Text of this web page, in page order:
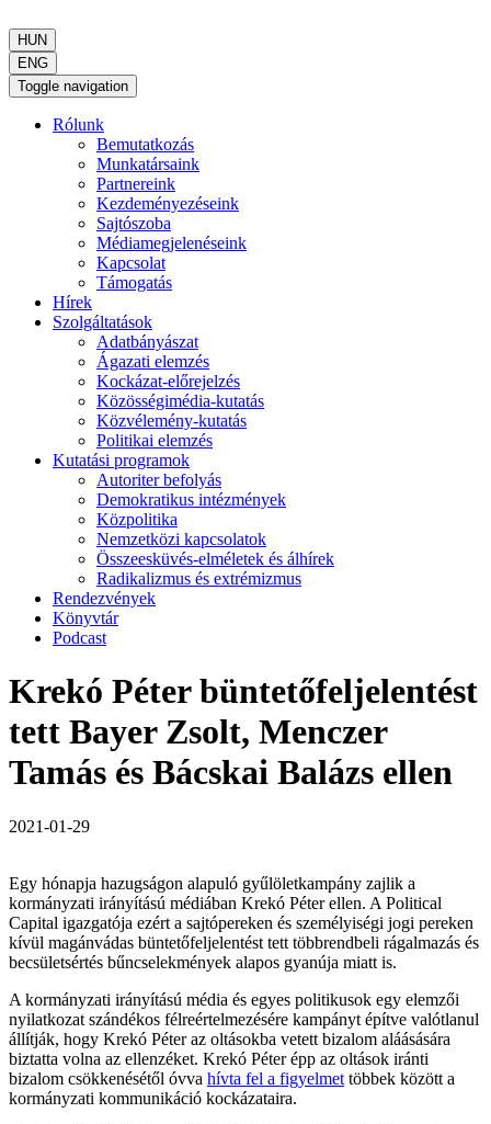
HUN
ENG
Toggle navigation
Rólunk
Bemutatkozás
Munkatársaink
Partnereink
Kezdeményezéseink
Sajtószoba
Médiamegjelenéseink
Kapcsolat
Támogatás
Hírek
Szolgáltatások
Adatbányászat
Ágazati elemzés
Kockázat-előrejelzés
Közösségimédia-kutatás
Közvélemény-kutatás
Politikai elemzés
Kutatási programok
Autoriter befolyás
Demokratikus intézmények
Közpolitika
Nemzetközi kapcsolatok
Összeesküvés-elméletek és álhírek
Radikalizmus és extrémizmus
Rendezvények
Könyvtár
Podcast
Krekó Péter büntetőfeljelentést
tett Bayer Zsolt, Menczer
Tamás és Bácskai Balázs ellen
2021-01-29
Egy hónapja hazugságon alapuló gyűlöletkampány zajlik a
kormányzati irányítású médiában Krekó Péter ellen. A Political
Capital igazgatója ezért a sajtópereken és személyiségi jogi pereken
kívül magánvádas büntetőfeljelentést tett többrendbeli rágalmazás és
becsületsértés bűncselekmények alapos gyanúja miatt is.
A kormányzati irányítású média és egyes politikusok egy elemzői
nyilatkozat szándékos félreértelmezésére kampányt építve valótlanul
állítják, hogy Krekó Péter az oltásokba vetett bizalom aláásására
biztatta volna az ellenzéket. Krekó Péter épp az oltások iránti
bizalom csökkenésétől óvva hívta fel a figyelmet többek között a
kormányzati kommunikáció kockázataira.